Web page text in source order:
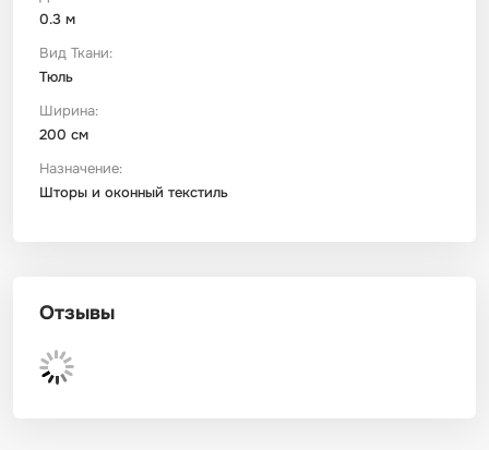
0.3 м
Вид Ткани:
Тюль
Ширина:
200 см
Назначение:
Шторы и оконный текстиль
Отзывы
Штапель